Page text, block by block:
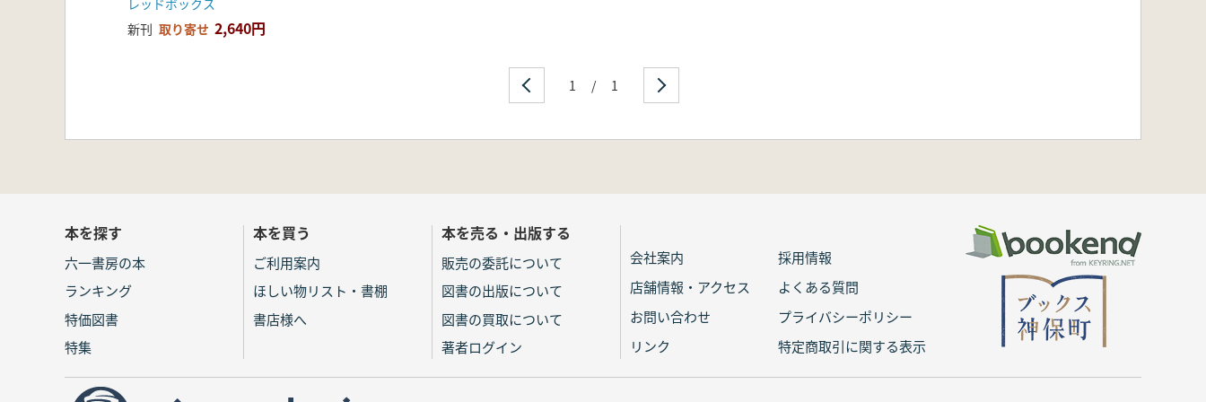
レッドボックス
新刊 取り寄せ 2,640円
1 / 1
本を探す
六一書房の本
ランキング
特価図書
特集
本を買う
ご利用案内
ほしい物リスト・書棚
書店様へ
本を売る・出版する
販売の委託について
図書の出版について
図書の買取について
著者ログイン
会社案内
採用情報
店舗情報・アクセス
よくある質問
お問い合わせ
プライバシーポリシー
リンク
特定商取引に関する表示